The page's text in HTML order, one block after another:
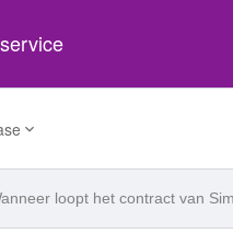
loopt het contract van